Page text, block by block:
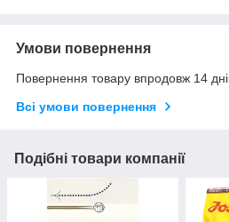
Умови повернення
Повернення товару впродовж 14
Всі умови повернення
Подібні товари компанії